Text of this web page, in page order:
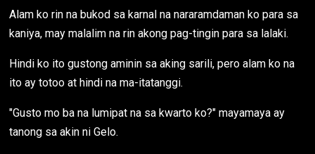
Alam ko rin na bukod sa karnal na nararamdaman ko para sa
kaniya, may malalim na rin akong pag-tingin para sa lalaki.
Hindi ko ito gustong aminin sa aking sarili, pero alam ko na
ito ay totoo at hindi na ma-itatanggi.
"Gusto mo ba na lumipat na sa kwarto ko?" mayamaya ay
tanong sa akin ni Gelo.